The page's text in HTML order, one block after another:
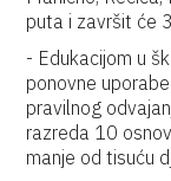
puta i završit će
- Edukacijom u
ponovne
pravilnog
razreda 10
manje od tisuću